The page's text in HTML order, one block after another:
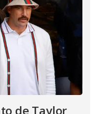
de Taylor